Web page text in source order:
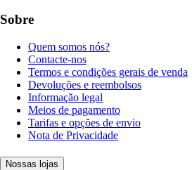
Sobre
Quem somos nós?
Contacte-nos
Termos e condições gerais de venda
Devoluções e reembolsos
Informação legal
Meios de pagamento
Tarifas e opções de envio
Nota de Privacidade
Nossas lojas